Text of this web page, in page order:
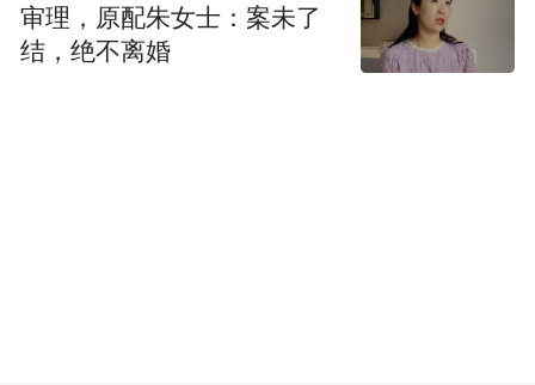
审理，原配朱女士：案未了
结，绝不离婚